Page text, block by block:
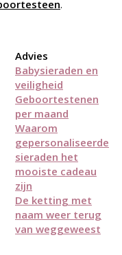
.
Advies
Babysieraden en
veiligheid
Geboortestenen
per maand
Waarom
gepersonaliseerde
sieraden het
mooiste cadeau
zijn
De ketting met
naam weer terug
van weggeweest